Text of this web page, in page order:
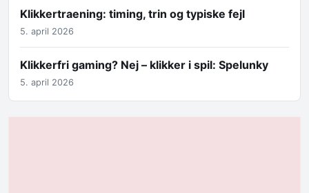
Klikkertraening: timing, trin og typiske fejl
5. april 2026
Klikkerfri gaming? Nej – klikker i spil: Spelunky
5. april 2026